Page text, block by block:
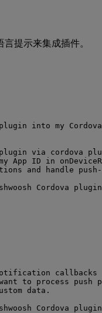
提示来集成插件。
plugin into my
via cordova
App ID in
and handle
Cordova
notification
to process push
data.
Cordova